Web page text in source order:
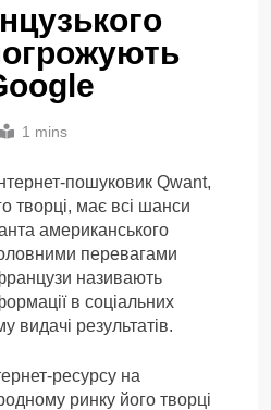
1 mins
пошуковик Qwant,
творці, має всі шанси
американського
перевагами
називають
в соціальних
видачі результатів.
ресурсу на
ринку його творці